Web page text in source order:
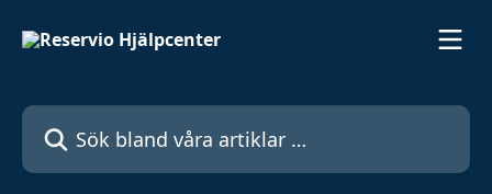
Sök bland våra artiklar …